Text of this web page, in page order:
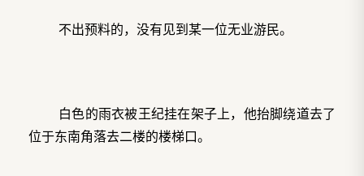
不出预料的，没有见到某一位无业游民。
白色的雨衣被王纪挂在架子上，他抬脚绕道去了
位于东南角落去二楼的楼梯口。